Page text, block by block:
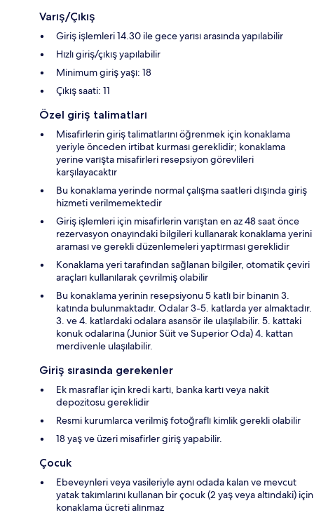
Varış/Çıkış
Giriş işlemleri 14.30 ile gece yarısı arasında yapılabilir
Hızlı giriş/çıkış yapılabilir
Minimum giriş yaşı: 18
Çıkış saati: 11
Özel giriş talimatları
Misafirlerin giriş talimatlarını öğrenmek için konaklama
yeriyle önceden irtibat kurması gereklidir; konaklama
yerine varışta misafirleri resepsiyon görevlileri
karşılayacaktır
Bu konaklama yerinde normal çalışma saatleri dışında giriş
hizmeti verilmemektedir
Giriş işlemleri için misafirlerin varıştan en az 48 saat önce
rezervasyon onayındaki bilgileri kullanarak konaklama yerini
araması ve gerekli düzenlemeleri yaptırması gereklidir
Konaklama yeri tarafından sağlanan bilgiler, otomatik çeviri
araçları kullanılarak çevrilmiş olabilir
Bu konaklama yerinin resepsiyonu 5 katlı bir binanın 3.
katında bulunmaktadır. Odalar 3-5. katlarda yer almaktadır.
3. ve 4. katlardaki odalara asansör ile ulaşılabilir. 5. kattaki
konuk odalarına (Junior Süit ve Superior Oda) 4. kattan
merdivenle ulaşılabilir.
Giriş sırasında gerekenler
Ek masraflar için kredi kartı, banka kartı veya nakit
depozitosu gereklidir
Resmi kurumlarca verilmiş fotoğraflı kimlik gerekli olabilir
18 yaş ve üzeri misafirler giriş yapabilir.
Çocuk
Ebeveynleri veya vasileriyle aynı odada kalan ve mevcut
yatak takımlarını kullanan bir çocuk (2 yaş veya altındaki) için
konaklama ücreti alınmaz